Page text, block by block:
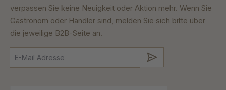
verpassen Sie keine Neuigkeit oder Aktion mehr. Wenn Sie
Gastronom oder Händler sind, melden Sie sich bitte über
die jeweilige B2B-Seite an.